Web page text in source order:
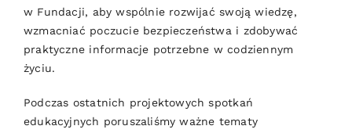
w Fundacji, aby wspólnie rozwijać swoją wiedzę,
wzmacniać poczucie bezpieczeństwa i zdobywać
praktyczne informacje potrzebne w codziennym
życiu.
Podczas ostatnich projektowych spotkań
edukacyjnych poruszaliśmy ważne tematy